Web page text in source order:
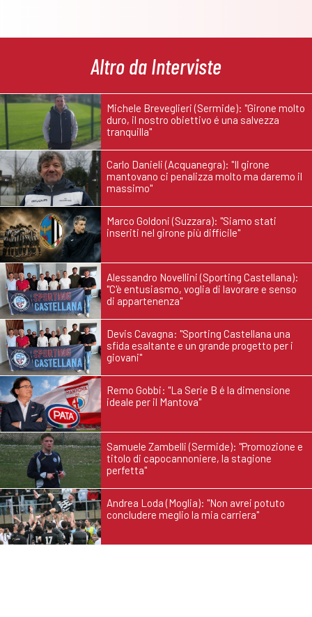
Altro da Interviste
Michele Breveglieri (Sermide): "Girone molto
duro, il nostro obiettivo é una salvezza
tranquilla"
Carlo Danieli (Acquanegra): "Il girone
mantovano ci penalizza molto ma daremo il
massimo"
Marco Goldoni (Suzzara): "Siamo stati
inseriti nel girone più difficile"
Alessandro Novellini (Sporting Castellana):
"C'è entusiasmo, voglia di lavorare e senso
di appartenenza"
Devis Cavagna: "Sporting Castellana una
sfida esaltante e un grande progetto per i
giovani"
Remo Gobbi: "La Serie B é la dimensione
ideale per il Mantova"
Samuele Zambelli (Sermide): "Promozione e
titolo di capocannoniere, la stagione
perfetta"
Andrea Loda (Moglia): "Non avrei potuto
concludere meglio la mia carriera"